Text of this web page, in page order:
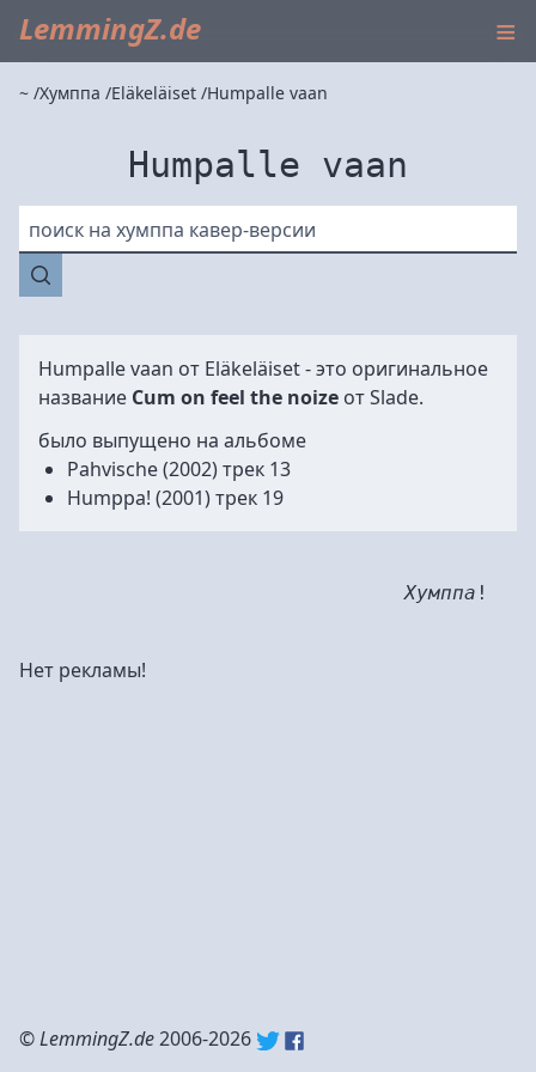
LemmingZ.de ≡
~ Хумппа Eläkeläiset Humpalle vaan
Humpalle vaan
поиск на хумппа кавер-версии
Humpalle vaan от Eläkeläiset- это оригинальное
название Cum on feel the noize отSlade.
было выпущено на альбоме
Pahvische(2002) трек 13
Humppa! (2001) трек 19
Хумппа !
Нет рекламы!
©LemmingZ.de2006-2026